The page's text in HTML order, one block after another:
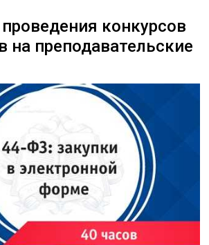
конкурсов
на преподавательские